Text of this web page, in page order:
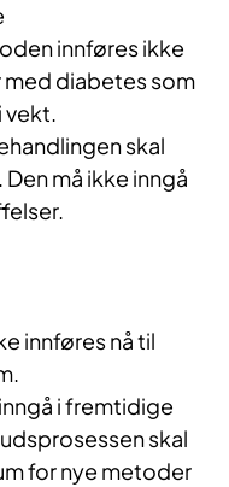
innføres ikke
med diabetes som
vekt.
skal
må ikke inngå
innføres nå til
i fremtidige
skal
for nye metoder